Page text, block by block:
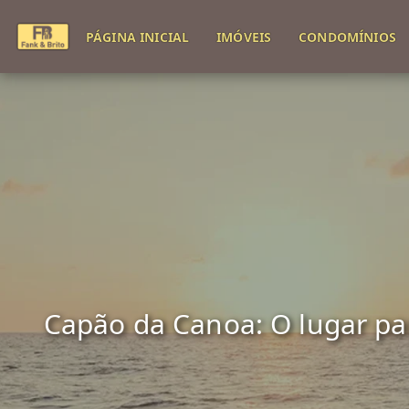
PÁGINA INICIAL IMÓVEIS CONDOMÍNIOS
Capão da Canoa: O lugar